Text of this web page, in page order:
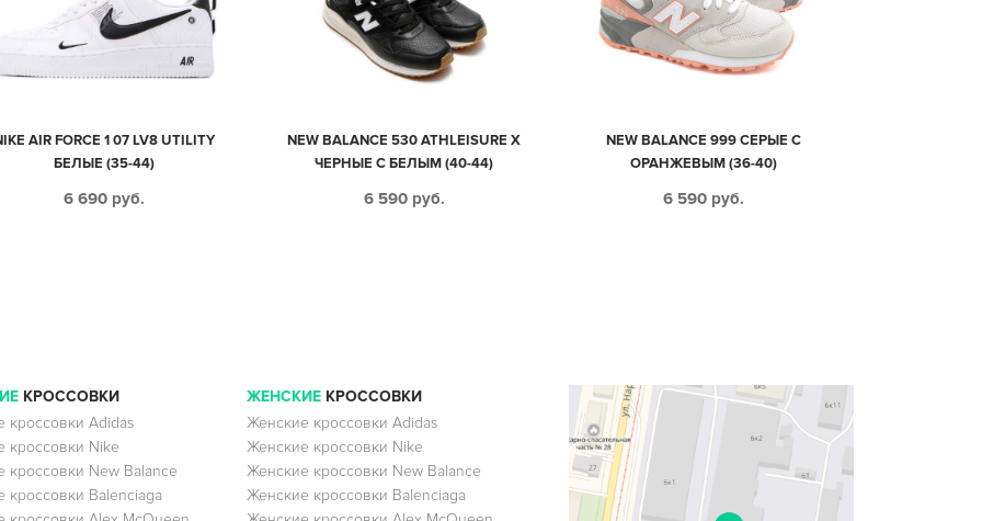
AIR FORCE 1 07 LV8 UTILITY
БЕЛЫЕ (35-44)
6 690 руб.
NEW BALANCE 530 ATHLEISURE X
ЧЕРНЫЕ С БЕЛЫМ (40-44)
6 590 руб.
NEW BALANCE 999 СЕРЫЕ С
ОРАНЖЕВЫМ (36-40)
6 590 руб.
КРОССОВКИ
кроссовки Adidas
кроссовки Nike
кроссовки New Balance
кроссовки Balenciaga
ЖЕНСКИЕКРОССОВКИ
Женские кроссовки Adidas
Женские кроссовки Nike
Женские кроссовки New Balance
Женские кроссовки Balenciaga